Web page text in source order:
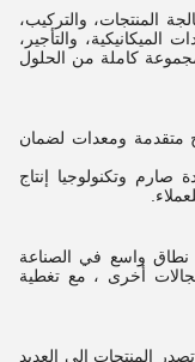
المنتجات، والتركيب،
والتأجير،
كاملة من الحلول
متقدمة ومعدات لضمان
صارم وتكنولوجيا إنتاج
واسع في الصناعة
أخرى ، مع تغطية
المنتجات إلى العديد